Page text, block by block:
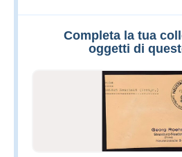
Completa la tua
oggetti di